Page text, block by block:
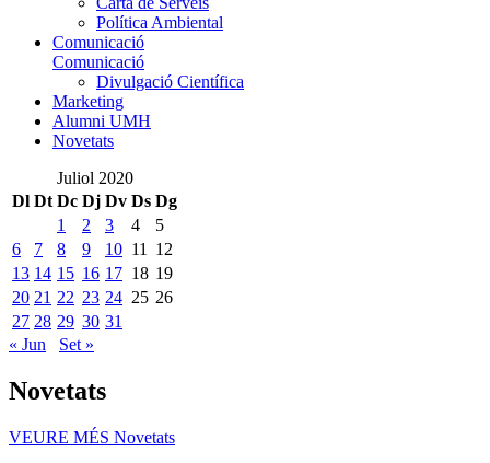
Política Ambiental
Comunicació
Comunicació
Divulgació Científica
Marketing
Alumni UMH
Novetats
Juliol 2020
Dl Dt Dc Dj Dv Ds Dg
1
2 3 4
5
6
7 8 9 10 11
12
13 14 15 16 17 18 19
20 21 22 23 24 25 26
27 28 29 30 31
« Jun
Set »
Novetats
VEURE MÉS Novetats